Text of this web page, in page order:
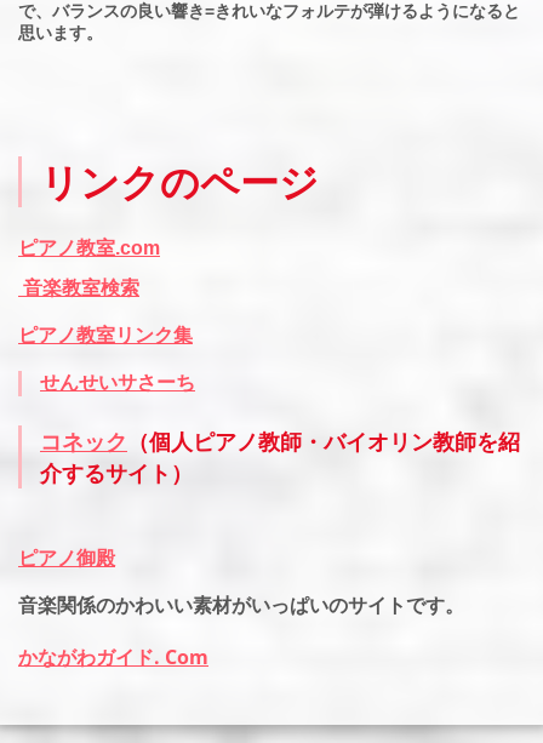
で、バランスの良い響き=きれいなフォルテが弾けるようになると
思います。
リンクのページ
ピアノ教室.com
音楽教室検索
ピアノ教室リンク集
せんせいサさーち
コネック （個人ピアノ教師・バイオリン教師を紹
介するサイト）
ピアノ御殿
音楽関係のかわいい素材がいっぱいのサイトです。
かながわガイド. Com